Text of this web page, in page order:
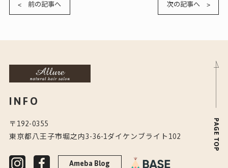
< 前の記事へ 次の記事へ >
INFO
〒192-0355
東京都八王子市堀之内3-36-1ダイケンブライト102
Ameba Blog